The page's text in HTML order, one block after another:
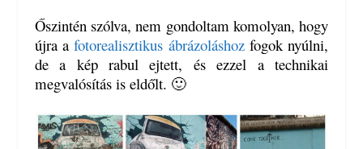
Őszintén szólva, nem gondoltam komolyan, hogy
újra afotorealisztikus ábrázoláshozfogok nyúlni,
de a kép rabul ejtett, és ezzel a technikai
megvalósítás is eldőlt. 🙂